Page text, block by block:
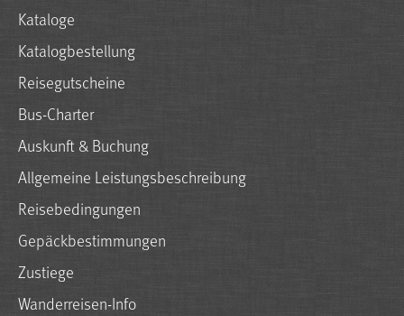
Kataloge
Katalogbestellung
Reisegutscheine
Bus-Charter
Auskunft & Buchung
Allgemeine Leistungsbeschreibung
Reisebedingungen
Gepäckbestimmungen
Zustiege
Wanderreisen-Info